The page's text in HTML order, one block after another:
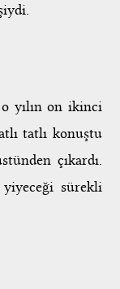
yılın on ikinci
tatlı konuştu
çıkardı.
yiyeceği sürekli